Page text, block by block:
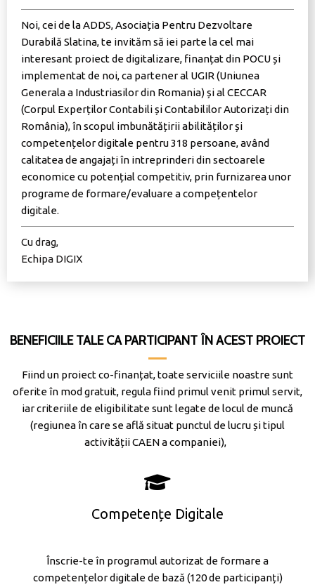
Noi, cei de la ADDS, Asociația Pentru Dezvoltare
Durabilă Slatina, te invităm să iei parte la cel mai
interesant proiect de digitalizare, finanțat din POCU și
implementat de noi, ca partener al UGIR (Uniunea
Generala a Industriasilor din Romania) și al CECCAR
(Corpul Experților Contabili și Contabililor Autorizați din
România), în scopul imbunătățirii abilităților și
competențelor digitale pentru 318 persoane, având
calitatea de angajați în intreprinderi din sectoarele
economice cu potențial competitiv, prin furnizarea unor
programe de formare/evaluare a compețentelor
digitale.
Cu drag,
Echipa DIGIX
BENEFICIILE TALE CA PARTICIPANT ÎN ACEST PROIECT
Fiind un proiect co-finanțat, toate serviciile noastre sunt
oferite în mod gratuit, regula fiind primul venit primul servit,
iar criteriile de eligibilitate sunt legate de locul de muncă
(regiunea în care se află situat punctul de lucru și tipul
activității CAEN a companiei),
Competențe Digitale
Înscrie-te în programul autorizat de formare a
competențelor digitale de bază (120 de participanți)